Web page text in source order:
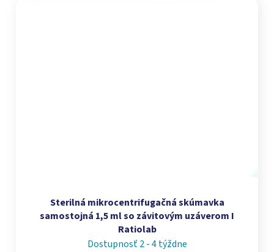
Sterilná mikrocentrifugačná skúmavka
samostojná 1,5 ml so závitovým uzáverom I
Ratiolab
Dostupnosť 2 - 4 týždne